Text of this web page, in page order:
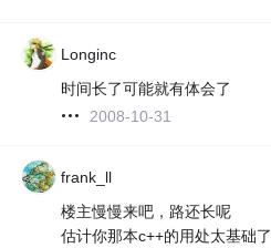
Longinc
时间长了可能就有体会了
2008-10-31
frank_ll
楼主慢慢来吧，路还长呢
估计你那本c++的用处太基础了